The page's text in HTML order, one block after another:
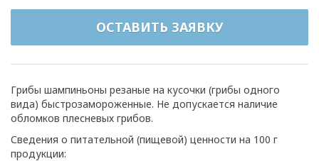
ОСТАВИТЬ ЗАЯВКУ
Грибы шампиньоны резаные на кусочки (грибы одного
вида) быстрозамороженные. Не допускается наличие
обломков плесневых грибов.
Сведения о питательной (пищевой) ценности на 100 г
продукции: